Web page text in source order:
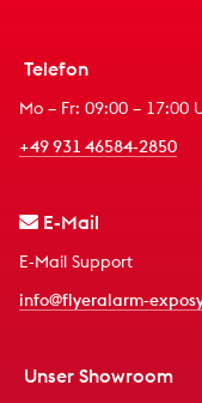
Telefon
Mo – Fr: 09:00 – 17:00
+49 931 46584-2850
E-Mail
E-Mail Support
info@flyeralarm-
Unser Showroom